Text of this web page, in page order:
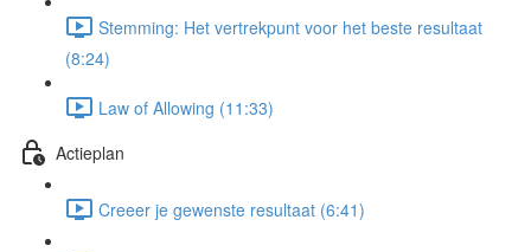
Stemming: Het vertrekpunt voor het beste resultaat
(8:24)
Law of Allowing (11:33)
Actieplan
Creeer je gewenste resultaat (6:41)